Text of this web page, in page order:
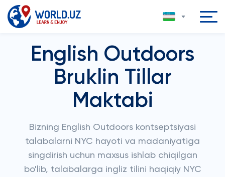
English Outdoors
Bruklin Tillar
Maktabi
Bizning English Outdoors kontseptsiyasi
talabalarni NYC hayoti va madaniyatiga
singdirish uchun maxsus ishlab chiqilgan
bo'lib, talabalarga ingliz tilini haqiqiy NYC